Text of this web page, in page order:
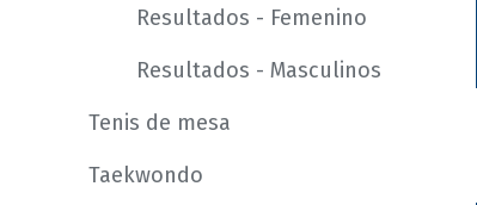
Resultados - Femenino
Resultados - Masculinos
Tenis de mesa
Taekwondo